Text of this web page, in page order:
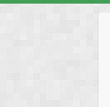
content